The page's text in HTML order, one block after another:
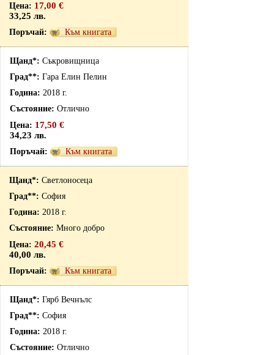
17,00 €
33,25 лв.
Към книгата
Съкровищница
Гара Елин Пелин
2018 г.
Отлично
17,50 €
34,23 лв.
Към книгата
Светлоносеца
София
2018 г.
Много добро
20,45 €
40,00 лв.
Към книгата
Гярб Вечнълс
София
2018 г.
Отлично